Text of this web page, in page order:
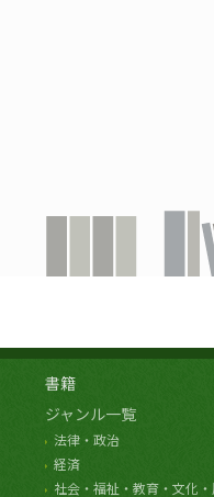
書籍
ジャンル一覧
法律・政治
経済
社会・福祉・教育・文化・